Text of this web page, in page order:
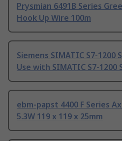
Prysmian 6491B Series
Hook Up Wire 100m
Siemens SIMATIC S7-1200
Use with SIMATIC S7-1200
ebm-papst 4400 F Series
5.3W 119 x 119 x 25mm